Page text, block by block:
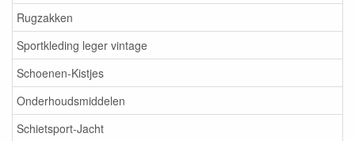
Rugzakken
Sportkleding leger vintage
Schoenen-Kistjes
Onderhoudsmiddelen
Schietsport-Jacht